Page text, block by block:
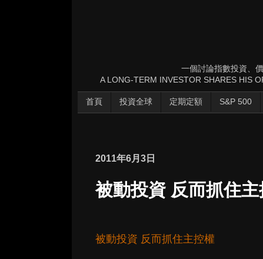
一個討論指數投資、
A LONG-TERM INVESTOR SHARES HIS
首頁 投資全球 定期定額 S&P 500
2011年6月3日
被動投資 反而抓住
被動投資 反而抓住主控權